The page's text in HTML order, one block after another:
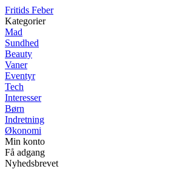
Fritids Feber
Kategorier
Mad
Sundhed
Beauty
Vaner
Eventyr
Tech
Interesser
Børn
Indretning
Økonomi
Min konto
Få adgang
Nyhedsbrevet